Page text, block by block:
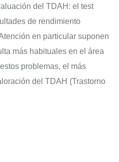
del TDAH: el test
de rendimiento
en particular suponen
más habituales en el área
problemas, el más
del TDAH (Trastorno